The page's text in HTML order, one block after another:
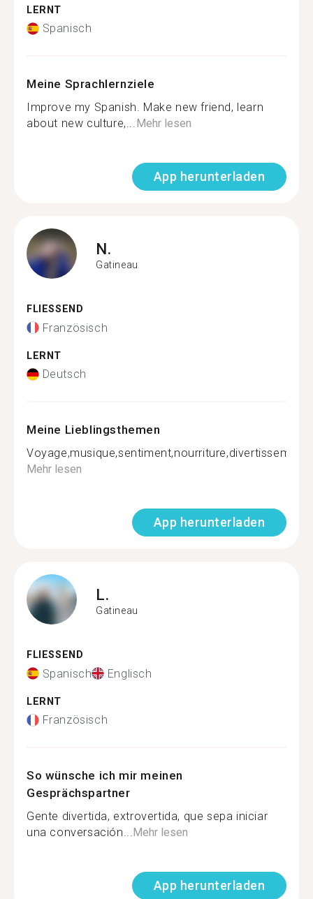
LERNT
Spanisch
Meine Sprachlernziele
Improve my Spanish. Make new friend, learn
about new culture,...Mehr lesen
App herunterladen
N.
Gatineau
FLIESSEND
Französisch
LERNT
Deutsch
Meine Lieblingsthemen
Mehr lesen
App herunterladen
L.
Gatineau
FLIESSEND
Spanisch Englisch
LERNT
Französisch
So wünsche ich mir meinen
Gesprächspartner
Gente divertida, extrovertida, que sepa iniciar
una conversación...Mehr lesen
App herunterladen